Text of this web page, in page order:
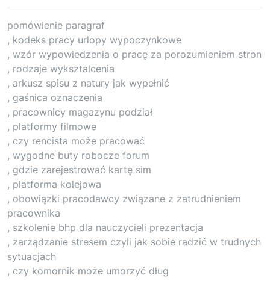
pomówienie paragraf
, kodeks pracy urlopy wypoczynkowe
, wzór wypowiedzenia o pracę za porozumieniem stron
, rodzaje wyksztalcenia
, arkusz spisu z natury jak wypełnić
, gaśnica oznaczenia
, pracownicy magazynu podział
, platformy filmowe
, czy rencista może pracować
, wygodne buty robocze forum
, gdzie zarejestrować kartę sim
, platforma kolejowa
, obowiązki pracodawcy związane z zatrudnieniem
pracownika
, szkolenie bhp dla nauczycieli prezentacja
, zarządzanie stresem czyli jak sobie radzić w trudnych
sytuacjach
, czy komornik może umorzyć dług